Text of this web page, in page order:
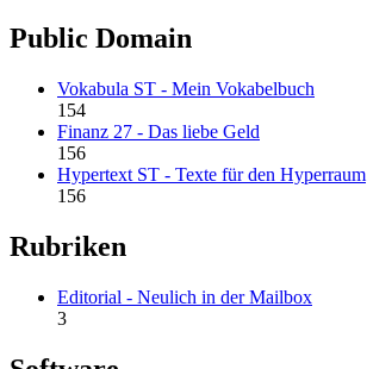
Public Domain
Vokabula ST - Mein Vokabelbuch
154
Finanz 27 - Das liebe Geld
156
Hypertext ST - Texte für den Hyperraum
156
Rubriken
Editorial - Neulich in der Mailbox
3